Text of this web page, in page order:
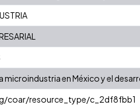
microindustria en México y el
coar/resource_type/c_2df8fbb1